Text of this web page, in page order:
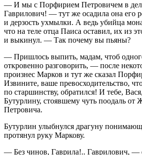
— И мы с Порфирием Петровичем в
Гаврилович! — тут же осадила она его
и дерзость ухмылки. А ведь убийца
что на теле отца Паиса оставил, их из
и выкинул. — Так почему вы пьяны?
— Пришлось выпить, мадам, чтоб
откровенно разговорить, — после
произнес Марков и тут же сказал
Извините, ваше превосходительство,
по старшинству, обратился! И тебе,
Бутурлину, стоявшему чуть поодаль
Петровича.
Бутурлин улыбнулся драгуну
протянул руку Маркову.
— Без чинов, Гаврила!.. Гаврилович, —